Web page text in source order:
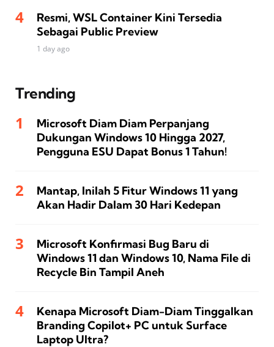
Resmi, WSL Container Kini Tersedia
Sebagai Public Preview
1 day ago
Trending
Microsoft Diam Diam Perpanjang
Dukungan Windows 10 Hingga 2027,
Pengguna ESU Dapat Bonus 1 Tahun!
Mantap, Inilah 5 Fitur Windows 11 yang
Akan Hadir Dalam 30 Hari Kedepan
Microsoft Konfirmasi Bug Baru di
Windows 11 dan Windows 10, Nama File di
Recycle Bin Tampil Aneh
Kenapa Microsoft Diam-Diam Tinggalkan
Branding Copilot+ PC untuk Surface
Laptop Ultra?